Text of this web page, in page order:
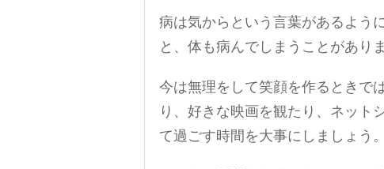
病は気からという言葉があるよう
と、体も病んでしまうことがありま
今は無理をして笑顔を作るときで
り、好きな映画を観たり、ネット
て過ごす時間を大事にしましょう。